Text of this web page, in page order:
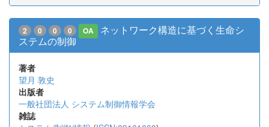
2 0 0 0 OA
ネットワーク構造に基づく生命シ
ステムの制御
著者
望月 敦史
出版者
一般社団法人 システム制御情報学会
雑誌